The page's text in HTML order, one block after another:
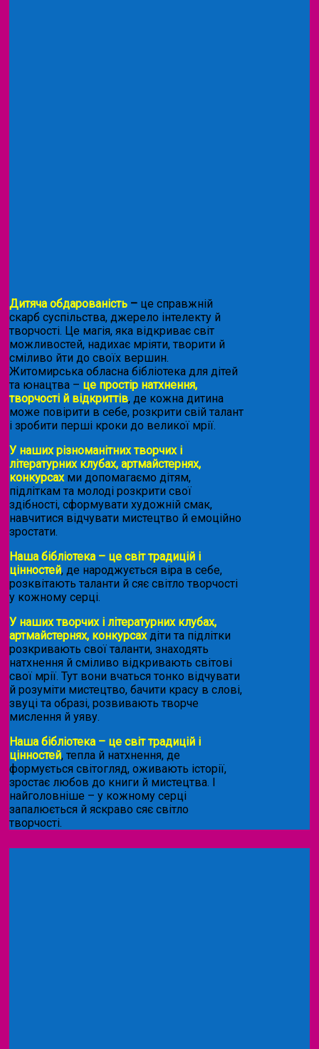
Дитяча обдарованість – це справжній
скарб суспільства, джерело інтелекту й
творчості. Це магія, яка відкриває світ
можливостей, надихає мріяти, творити й
сміливо йти до своїх вершин.
Житомирська обласна бібліотека для дітей
та юнацтва – це простір натхнення,
творчості й відкриттів, де кожна дитина
може повірити в себе, розкрити свій талант
і зробити перші кроки до великої мрії.
У наших різноманітних творчих і
літературних клубах, артмайстернях,
конкурсахми допомагаємо дітям,
підліткам та молоді розкрити свої
здібності, сформувати художній смак,
навчитися відчувати мистецтво й емоційно
зростати.
Наша бібліотека – це світ традицій і
цінностей, де народжується віра в себе,
розквітають таланти й сяє світло творчості
у кожному серці.
У наших творчих і літературних клубах,
артмайстернях, конкурсахдіти та підлітки
розкривають свої таланти, знаходять
натхнення й сміливо відкривають світові
свої мрії. Тут вони вчаться тонко відчувати
й розуміти мистецтво, бачити красу в слові,
звуці та образі, розвивають творче
мислення й уяву.
Наша бібліотека – це світ традицій і
цінностей, тепла й натхнення, де
формується світогляд, оживають історії,
зростає любов до книги й мистецтва. І
найголовніше – у кожному серці
запалюється й яскраво сяє світло
творчості.